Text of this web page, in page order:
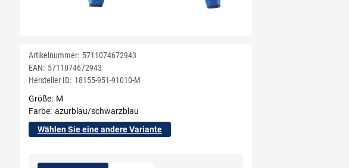
Artikelnummer: 5711074672943
EAN: 5711074672943
Hersteller ID: 18155-951-91010-M
Größe M
Farbe azurblau/schwarzblau
Wählen Sie eine andere Variante